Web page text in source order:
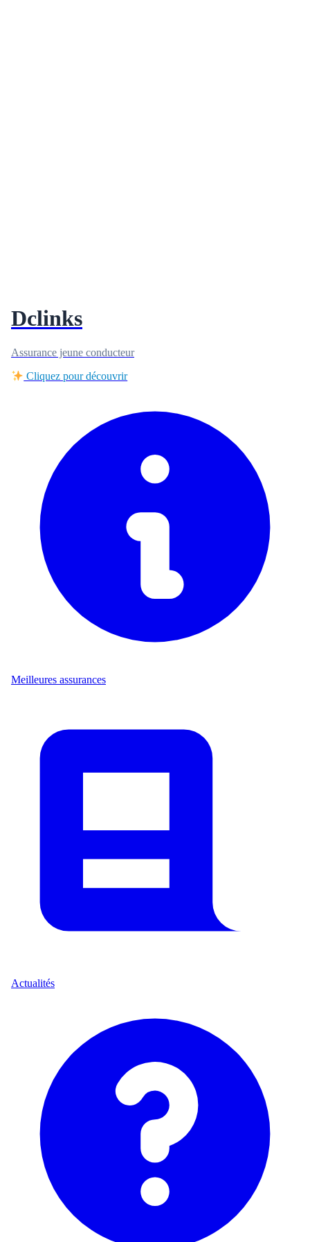
Dclinks
Assurance jeune conducteur
Cliquez pour découvrir
Meilleures assurances
Actualités